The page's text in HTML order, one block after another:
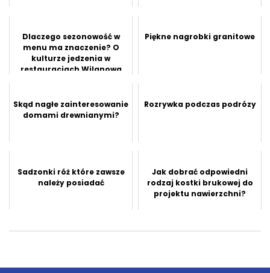
Dlaczego sezonowość w
menu ma znaczenie? O
kulturze jedzenia w
restauracjach Wilanowa
Piękne nagrobki granitowe
Skąd nagłe zainteresowanie
domami drewnianymi?
Rozrywka podczas podrózy
Sadzonki róż które zawsze
należy posiadać
Jak dobrać odpowiedni
rodzaj kostki brukowej do
projektu nawierzchni?